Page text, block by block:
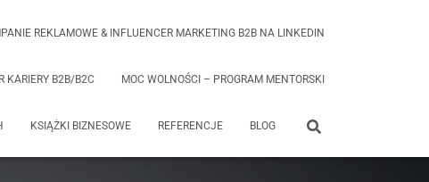
REKLAMOWE & INFLUENCER MARKETING B2B NA LINKEDIN
KARIERY B2B/B2C MOC WOLNOŚCI – PROGRAM MENTORSKI
KSIĄŻKI BIZNESOWE REFERENCJE BLOG